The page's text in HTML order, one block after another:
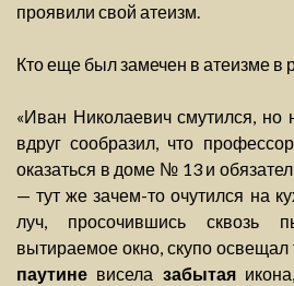
проявили свой атеизм.
Кто еще был замечен в атеизме в
«Иван Николаевич смутился, но
вдруг сообразил, что
оказаться в доме № 13 и
— тут же зачем-то очутился на
луч, просочившись сквозь
вытираемое окно, скупо освещал
паутине висела забытая